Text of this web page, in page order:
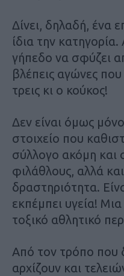
Δίνει, δηλαδή, ένα
ίδια την
γήπεδο να σφύζει
βλέπεις αγώνες που
τρεις κι ο κούκος!
Δεν είναι όμως
στοιχείο που
σύλλογο ακόμη και
φιλάθλους, αλλά
δραστηριότητα.
εκπέμπει υγεία!
τοξικό αθλητικό
Από τον τρόπο που
αρχίζουν και